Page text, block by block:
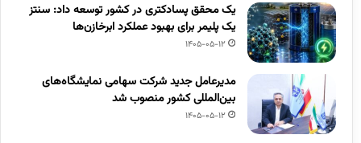
یک محقق پسادکتری در کشور توسعه داد: سنتز
یک پلیمر برای بهبود عملکرد ابرخازن‌ها
1405-05-12
مدیرعامل جدید شرکت سهامی نمایشگاه‌های
بین‌المللی کشور منصوب شد
1405-05-12